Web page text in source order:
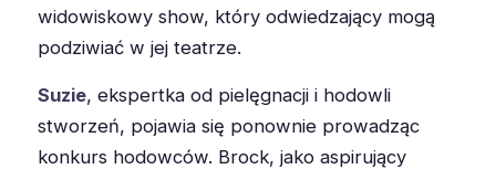
widowiskowy show, który odwiedzający mogą
podziwiać w jej teatrze.
Suzie, ekspertka od pielęgnacji i hodowli
stworzeń, pojawia się ponownie prowadząc
konkurs hodowców. Brock, jako aspirujący